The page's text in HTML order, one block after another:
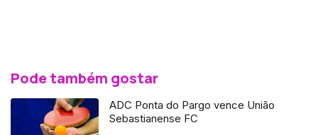
Pode também gostar
ADC Ponta do Pargo vence União
Sebastianense FC